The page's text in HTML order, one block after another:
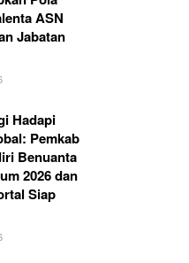
ASN
Jabatan
Hadapi
Pemkab
Benuanta
2026 dan
Siap